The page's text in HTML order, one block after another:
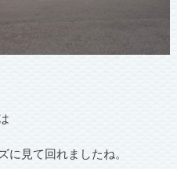
に見て回れましたね。